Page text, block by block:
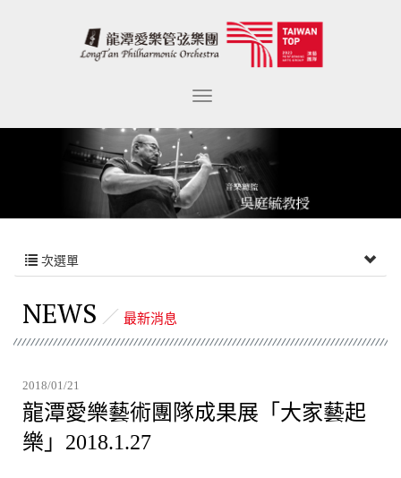
次選單
NEWS 最新消息
2018/01/21
龍潭愛樂藝術團隊成果展「大家藝起
樂」2018.1.27